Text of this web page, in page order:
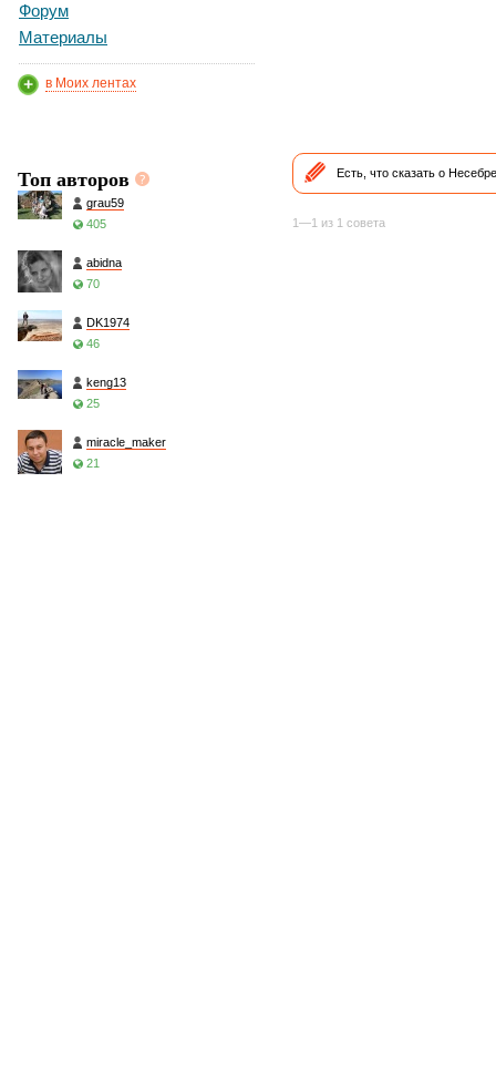
Форум
Материалы
в Моих лентах
Топ авторов
grau59
405
abidna
70
DK1974
46
keng13
25
miracle_maker
21
Есть, что сказать о
1—1 из 1 совета